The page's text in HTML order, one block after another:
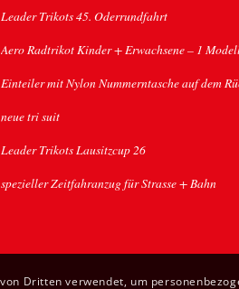
Leader Trikots 45. Oderrundfahrt
Aero Radtrikot Kinder + Erwachsene – 1
Einteiler mit Nylon Nummerntasche auf dem
neue tri suit
Leader Trikots Lausitzcup 26
spezieller Zeitfahranzug für Strasse + Bahn
Dritten verwendet, um